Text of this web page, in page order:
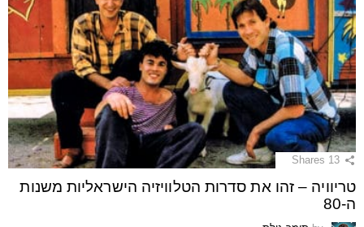
13
Shares
טריוויה – זהו את סדרות הטלוויזיה הישראליות משנות
ה-80